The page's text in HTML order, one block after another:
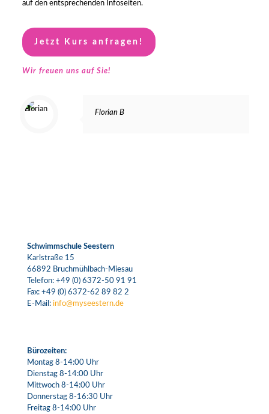
auf den entsprechenden Infoseiten.
Jetzt Kurs anfragen!
Wir freuen uns auf Sie!
Florian B
Schwimmschule Seestern
Karlstraße 15
66892 Bruchmühlbach-Miesau
Telefon: +49 (0) 6372-50 91 91
Fax: +49 (0) 6372-62 89 82 2
E-Mail: info@myseestern.de
Bürozeiten:
Montag 8-14:00 Uhr
Dienstag 8-14:00 Uhr
Mittwoch 8-14:00 Uhr
Donnerstag 8-16:30 Uhr
Freitag 8-14:00 Uhr